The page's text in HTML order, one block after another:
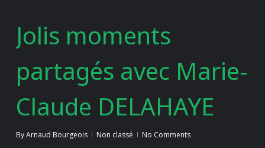
Jolis moments
partagés avec Marie-
Claude DELAHAYE
ByArnaud Bourgeois Non classé No Comments